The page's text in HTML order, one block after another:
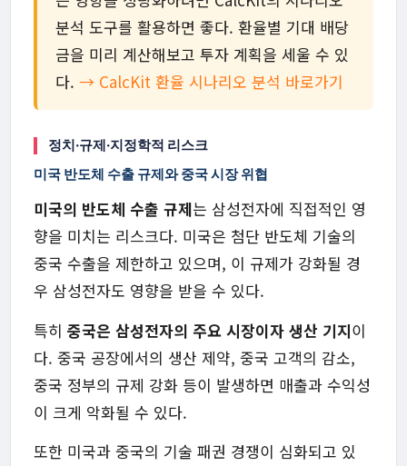
분석 도구를 활용하면 좋다. 환율별 기대 배당
금을 미리 계산해보고 투자 계획을 세울 수 있
다. → CalcKit 환율 시나리오 분석 바로가기
정치·규제·지정학적 리스크
미국 반도체 수출 규제와 중국 시장 위협
미국의 반도체 수출 규제는 삼성전자에 직접적인 영
향을 미치는 리스크다. 미국은 첨단 반도체 기술의
중국 수출을 제한하고 있으며, 이 규제가 강화될 경
우 삼성전자도 영향을 받을 수 있다.
특히 중국은 삼성전자의 주요 시장이자 생산 기지이
다. 중국 공장에서의 생산 제약, 중국 고객의 감소,
중국 정부의 규제 강화 등이 발생하면 매출과 수익성
이 크게 악화될 수 있다.
또한 미국과 중국의 기술 패권 경쟁이 심화되고 있